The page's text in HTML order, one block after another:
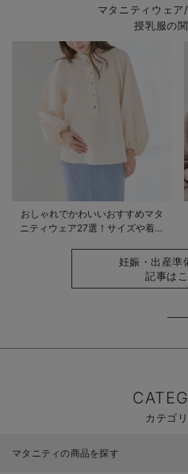
マタニティウェ
授乳服の
おしゃれでかわいいおすすめマタ
ニティウェア27選！サイズや着る
妊娠・出産準
記事は
カテゴ
マタニティの商品を探す